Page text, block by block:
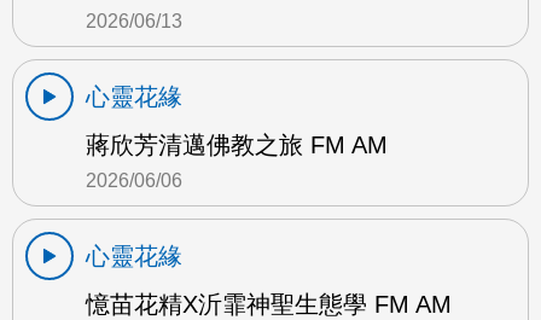
2026/06/13
心靈花緣
蔣欣芳清邁佛教之旅 FM AM
2026/06/06
心靈花緣
憶苗花精X沂霏神聖生態學 FM AM